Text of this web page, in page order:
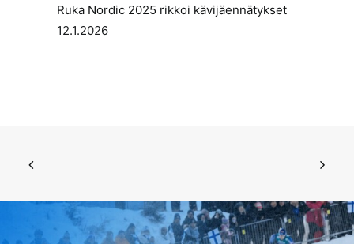
Ruka Nordic 2025 rikkoi kävijäennätykset
12.1.2026